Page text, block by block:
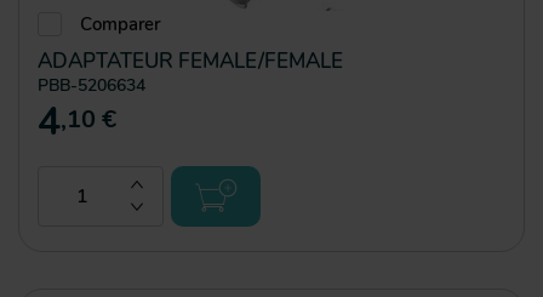
Comparer
ADAPTATEUR FEMALE/FEMALE
PBB-5206634
4,10 €